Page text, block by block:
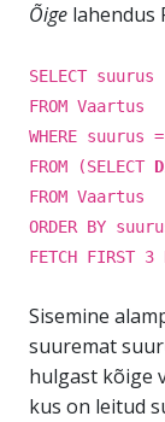
Õige lahendus
SELECT suurus
FROM Vaartus
WHERE suurus
FROM (SELECT
FROM Vaartus
ORDER BY
FETCH FIRST
Sisemine
suuremat
hulgast kõige
kus on leitud